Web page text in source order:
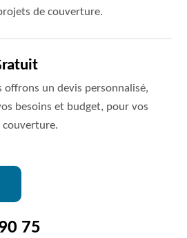
de couverture.
offrons un devis personnalisé,
besoins et budget, pour vos
couverture.
75